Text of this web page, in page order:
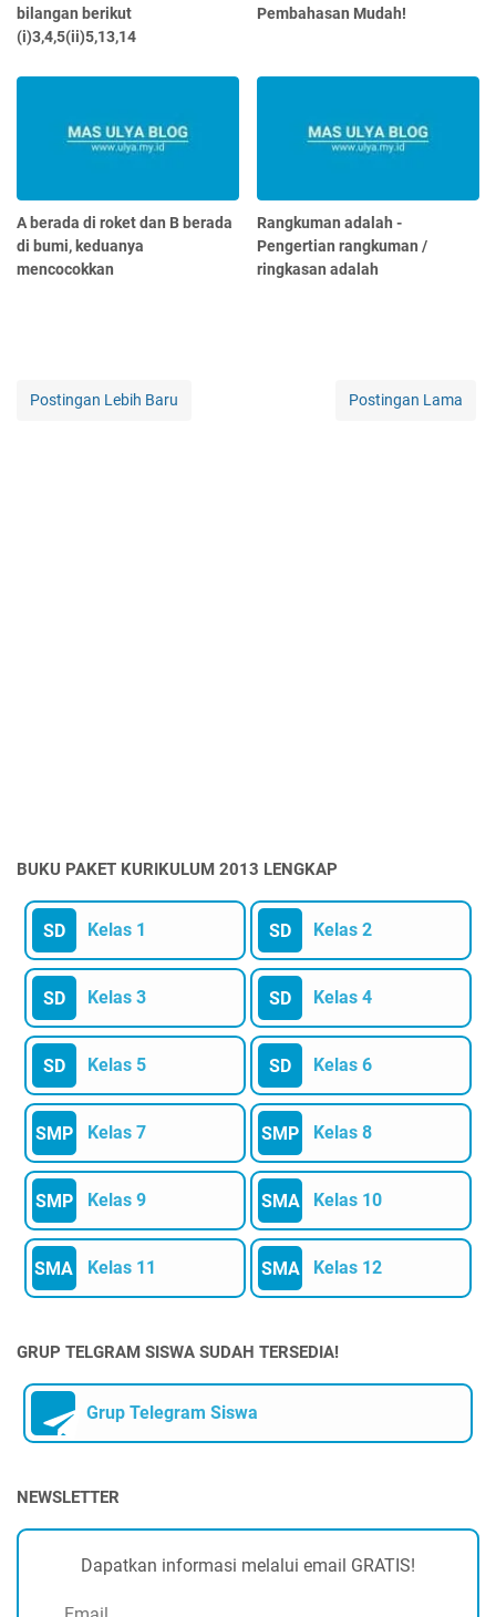
bilangan berikut
(i)3,4,5(ii)5,13,14
Pembahasan Mudah!
A berada di roket dan B berada
di bumi, keduanya
mencocokkan
Rangkuman adalah -
Pengertian rangkuman /
ringkasan adalah
Postingan Lebih Baru Postingan Lama
BUKU PAKET KURIKULUM 2013 LENGKAP
SD Kelas 1 SD Kelas 2
SD Kelas 3 SD Kelas 4
SD Kelas 5 SD Kelas 6
SMP Kelas 7 SMP Kelas 8
SMP Kelas 9 SMA Kelas 10
SMA Kelas 11 SMA Kelas 12
GRUP TELGRAM SISWA SUDAH TERSEDIA!
Grup Telegram Siswa
NEWSLETTER
Dapatkan informasi melalui email GRATIS!